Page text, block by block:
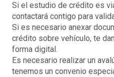
Si el estudio de crédito es
contactará contigo para
Si es necesario anexar
crédito sobre vehículo, te
forma digital.
Es necesario realizar un
tenemos un convenio